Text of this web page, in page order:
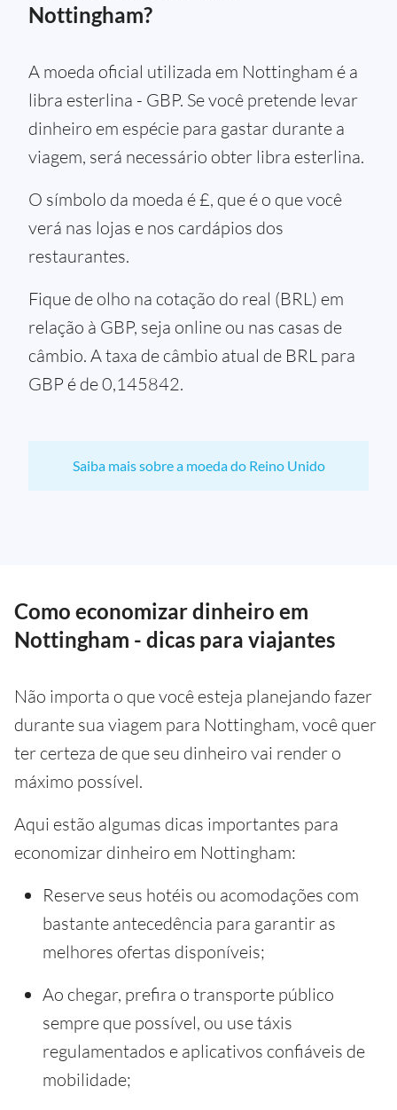
Nottingham?
A moeda oficial utilizada em Nottingham é a
libra esterlina - GBP. Se você pretende levar
dinheiro em espécie para gastar durante a
viagem, será necessário obter libra esterlina.
O símbolo da moeda é £, que é o que você
verá nas lojas e nos cardápios dos
restaurantes.
Fique de olho na cotação do real (BRL) em
relação à GBP, seja online ou nas casas de
câmbio. A taxa de câmbio atual de BRL para
GBP é de 0,145842.
Saiba mais sobre a moeda do Reino Unido
Como economizar dinheiro em
Nottingham - dicas para viajantes
Não importa o que você esteja planejando fazer
durante sua viagem para Nottingham, você quer
ter certeza de que seu dinheiro vai render o
máximo possível.
Aqui estão algumas dicas importantes para
economizar dinheiro em Nottingham:
Reserve seus hotéis ou acomodações com
bastante antecedência para garantir as
melhores ofertas disponíveis;
Ao chegar, prefira o transporte público
sempre que possível, ou use táxis
regulamentados e aplicativos confiáveis de
mobilidade;